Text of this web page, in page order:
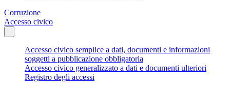
Corruzione
Accesso civico
Accesso civico semplice a dati, documenti e informazioni
soggetti a pubblicazione obbligatoria
Accesso civico generalizzato a dati e documenti ulteriori
Registro degli accessi